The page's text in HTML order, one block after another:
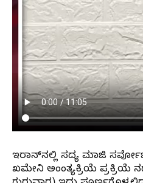
ಇರಾನ್‌ನಲ್ಲಿ ಸದ್ಯ ಮಾಜಿ
ಖಮೇನಿ ಅಂಂತ್ಯಕ್ರಿಯೆ ಪ್ರಕ್ರಿಯೆ